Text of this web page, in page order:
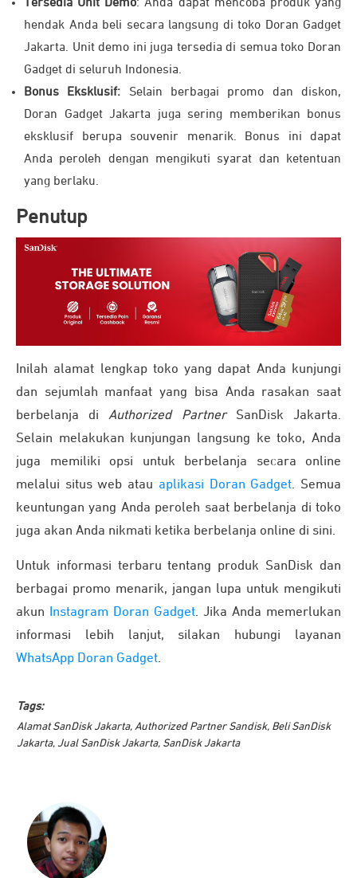
Tersedia Unit Demo: Anda dapat mencoba produk yang
hendak Anda beli secara langsung di toko Doran Gadget
Jakarta. Unit demo ini juga tersedia di semua toko Doran
Gadget di seluruh Indonesia.
Bonus Eksklusif: Selain berbagai promo dan diskon,
Doran Gadget Jakarta juga sering memberikan bonus
eksklusif berupa souvenir menarik. Bonus ini dapat
Anda peroleh dengan mengikuti syarat dan ketentuan
yang berlaku.
Penutup
Inilah alamat lengkap toko yang dapat Anda kunjungi
dan sejumlah manfaat yang bisa Anda rasakan saat
berbelanja diAuthorized PartnerSanDisk Jakarta.
Selain melakukan kunjungan langsung ke toko, Anda
juga memiliki opsi untuk berbelanja secara online
melalui situs web atau aplikasi Doran Gadget. Semua
keuntungan yang Anda peroleh saat berbelanja di toko
juga akan Anda nikmati ketika berbelanja online di sini.
Untuk informasi terbaru tentang produk SanDisk dan
berbagai promo menarik, jangan lupa untuk mengikuti
akun
Instagram Doran Gadget. Jika Anda memerlukan
informasi lebih lanjut, silakan hubungi layanan
WhatsApp Doran Gadget.
Tags:
Alamat SanDisk Jakarta, Authorized Partner Sandisk, Beli SanDisk
Jakarta, Jual SanDisk Jakarta, SanDisk Jakarta